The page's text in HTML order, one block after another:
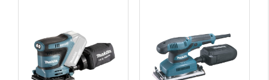
du Bois -
Ponceuse
Vibrantes